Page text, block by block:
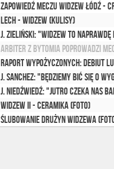
Zapowiedź meczu Widzew Łódź -
Lech - Widzew (kulisy)
J. Zieliński: "Widzew to
Arbiter z Bytomia poprowadzi
Raport wypożyczonych: Debiut
J. Sanchez: "Będziemy bić się o
J. Niedźwiedź: "Jutro czeka nas
Widzew II - Ceramika (foto)
Ślubowanie drużyn Widzewa